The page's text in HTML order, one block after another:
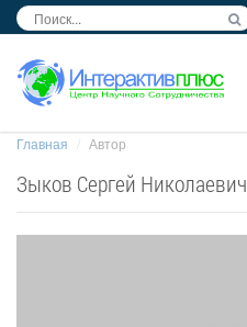
Главная Автор
Зыков Сергей Николаевич